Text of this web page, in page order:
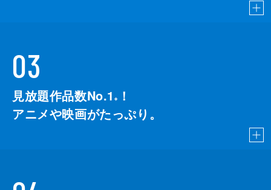
03
見放題作品数No.1 ※
！
アニメや映画がたっぷり。